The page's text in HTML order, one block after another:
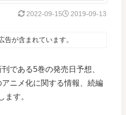
2019-09-13
2022-09-15
告が含まれています。
である5巻の発売日予想、
アニメ化に関する情報、続編
ます。